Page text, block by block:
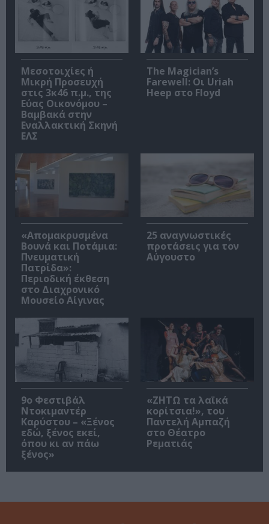
Μεσοτοιχίες ή
Μικρή Προσευχή
στις 3κ46 π.μ., της
Εύας Οικονόμου –
Βαμβακά στην
Εναλλακτική Σκηνή
ΕΛΣ
The Magician’s
Farewell: Οι Uriah
Heep στο Floyd
«Απομακρυσμένα
Βουνά και Ποτάμια:
Πνευματική
Πατρίδα»:
Περιοδική έκθεση
στο Διαχρονικό
Μουσείο Αίγινας
25 αναγνωστικές
προτάσεις για τον
Αύγουστο
9ο Φεστιβάλ
Ντοκιμαντέρ
Καρύστου – «Ξένος
εδώ, ξένος εκεί,
όπου κι αν πάω
ξένος»
«ΖΗΤΩ τα λαϊκά
κορίτσια!», του
Παντελή Αμπαζή
στο Θέατρο
Ρεματιάς